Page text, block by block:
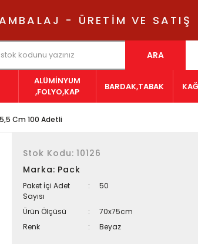
- ÜRETİM VE SATIŞ
ARA
ALÜMİNYUM
,FOLYO,KAP
BARDAK,TABAK
Cm 100 Adetli
Stok Kodu: 10126
Marka: Pack
Paket İçi Adet
Sayısı
50
Ürün Ölçüsü
70x75cm
Renk
Beyaz